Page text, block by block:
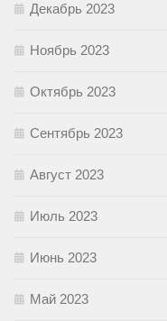
Декабрь 2023
Ноябрь 2023
Октябрь 2023
Сентябрь 2023
Август 2023
Июль 2023
Июнь 2023
Май 2023